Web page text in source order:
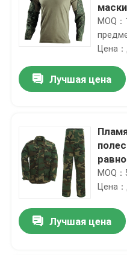
MOQ
Цена
Лучшая цена
MOQ
Цена
Лучшая цена